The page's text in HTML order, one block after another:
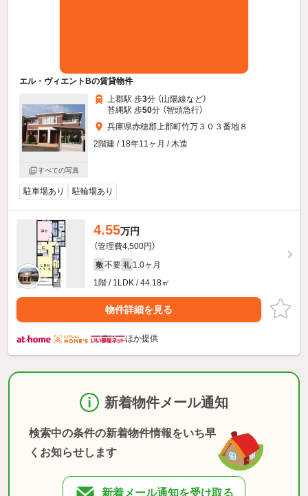
エル・ヴィエントBの賃貸物件
すべての写真
上郡駅 歩3分 （山陽線など）
苔縄駅 歩50分 （智頭急行）
兵庫県赤穂郡上郡町竹万３０３番地８
2階建 / 18年11ヶ月 / 木造
駐車場あり 駐輪場あり
4.55万円
（管理費4,500円）
敷 不要 礼 1.0ヶ月
1階 / 1LDK / 44.18㎡
物件詳細を見る
ほか提供
新着物件メール通知
検索中の条件の新着物件情報をいち早
くお知らせします
新着メール通知を受け取る